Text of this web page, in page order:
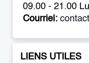
09.00 - 21.00
Courriel:
LIENS UTILES